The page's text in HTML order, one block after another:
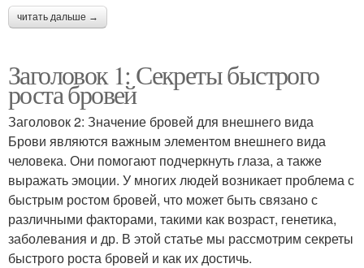
читать дальше →
Заголовок 1: Секреты быстрого
роста бровей
Заголовок 2: Значение бровей для внешнего вида
Брови являются важным элементом внешнего вида
человека. Они помогают подчеркнуть глаза, а также
выражать эмоции. У многих людей возникает проблема с
быстрым ростом бровей, что может быть связано с
различными факторами, такими как возраст, генетика,
заболевания и др. В этой статье мы рассмотрим секреты
быстрого роста бровей и как их достичь.